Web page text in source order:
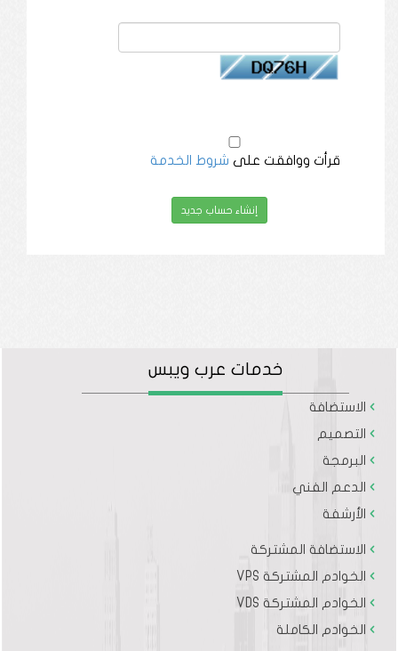
قرأت ووافقت على شروط الخدمة
خدمات عرب ويبس
الاستضافة
التصميم
البرمجة
الدعم الفني
الأرشفة
الاستضافة المشتركة
الخوادم المشتركة VPS
الخوادم المشتركة VDS
الخوادم الكاملة